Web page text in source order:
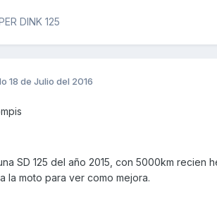
DINK 125
18 de Julio del 2016
SD 125 del año 2015, con 5000km
la moto para ver como mejora.